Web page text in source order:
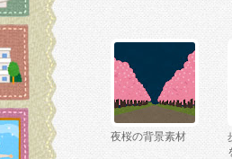
夜桜の背景素材